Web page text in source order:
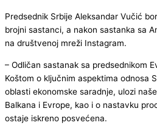
Predsednik Srbije Aleksandar Vučić
brojni sastanci, a nakon sastanka sa
na društvenoj mreži Instagram.
– Odličan sastanak sa predsednikom
Koštom o ključnim aspektima odnosa
oblasti ekonomske saradnje, ulozi
Balkana i Evrope, kao i o nastavku
ostaje iskreno posvećena.